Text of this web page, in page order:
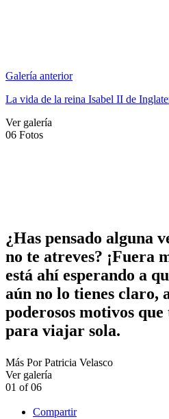
Galería anterior
La vida de la reina Isabel II de
Ver galería
06 Fotos
¿Has pensado alguna
no te atreves? ¡Fuera
está ahí esperando a
aún no lo tienes claro,
poderosos motivos
para viajar sola.
Más PorPatricia Velasco
Ver galería
01 of 06
Compartir